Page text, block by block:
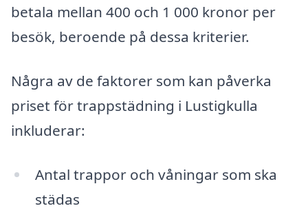
betala mellan 400 och 1 000 kronor per
besök, beroende på dessa kriterier.
Några av de faktorer som kan påverka
priset för trappstädning i Lustigkulla
inkluderar:
Antal trappor och våningar som ska
städas